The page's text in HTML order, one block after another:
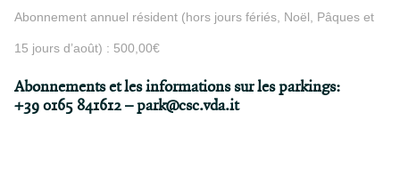
Abonnement annuel résident (hors jours fériés, Noël, Pâques et
15 jours d’août) : 500,00€
Abonnements et les informations sur les parkings:
+39 0165 841612 –park@csc.vda.it